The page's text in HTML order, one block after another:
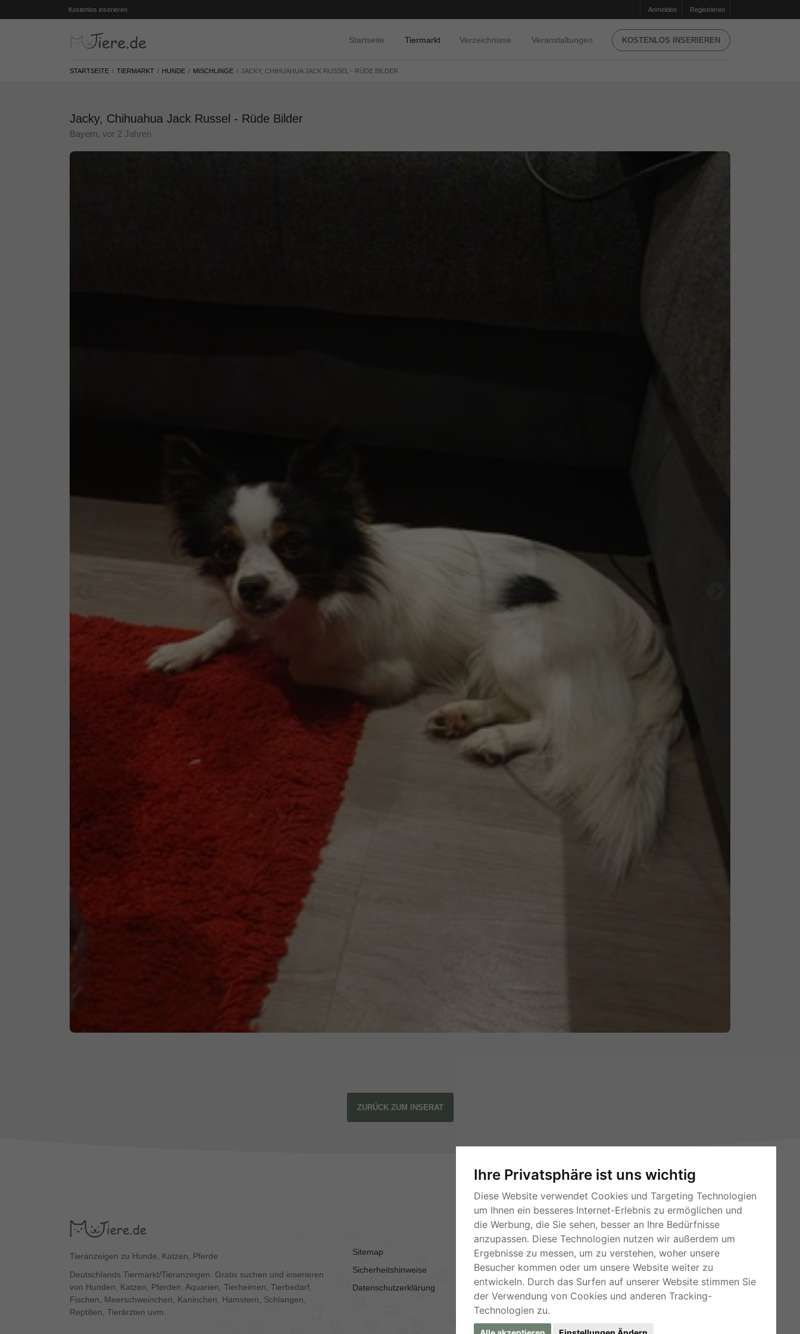
Ihre Privatsphäre ist uns wichtig
Diese Website verwendet Cookies und Targeting Technologien
um Ihnen ein besseres Internet-Erlebnis zu ermöglichen und
die Werbung, die Sie sehen, besser an Ihre Bedürfnisse
anzupassen. Diese Technologien nutzen wir außerdem um
Ergebnisse zu messen, um zu verstehen, woher unsere
Besucher kommen oder um unsere Website weiter zu
entwickeln. Durch das Surfen auf unserer Website stimmen Sie
der Verwendung von Cookies und anderen Tracking-
Technologien zu.
Kostenlos inserieren Anmelden Registrieren
Startseite Tiermarkt Verzeichnisse Veranstaltungen KOSTENLOS INSERIEREN
STARTSEITE TIERMARKT HUNDE MISCHLINGE JACKY, CHIHUAHUA JACK RUSSEL - RÜDE BILDER
Jacky, Chihuahua Jack Russel - Rüde Bilder
Bayern, vor 2 Jahren
ZURÜCK ZUM INSERAT
Tieranzeigen zu Hunde, Katzen, Pferde.
Deutschlands Tiermarkt/Tieranzeigen. Gratis suchen und inserieren
von Hunden, Katzen, Pferden, Aquarien, Tierheimen, Tierbedarf,
Fischen, Meerschweinchen, Kaninchen, Hamstern, Schlangen,
Reptilien, Tierärzten uvm.
Sitemap
Sicherheitshinweise
Datenschutzerklärung
AGB
Kontakt
Impressum
RSS-Feeds
Für Webmaster
Kleinanzeigen-Österreich